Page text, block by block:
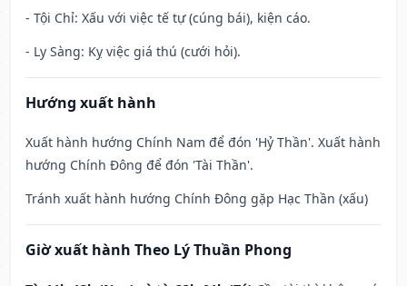
- Tội Chỉ: Xấu với việc tế tự (cúng bái), kiện cáo.
- Ly Sàng: Kỵ việc giá thú (cưới hỏi).
Hướng xuất hành
Xuất hành hướng Chính Nam để đón 'Hỷ Thần'. Xuất hành
hướng Chính Đông để đón 'Tài Thần'.
Tránh xuất hành hướng Chính Đông gặp Hạc Thần (xấu)
Giờ xuất hành Theo Lý Thuần Phong